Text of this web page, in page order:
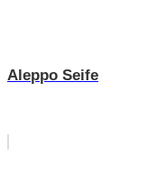
Aleppo Seife